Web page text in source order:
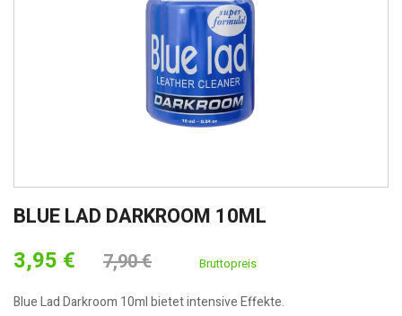
BLUE LAD DARKROOM 10ML
3,95 € 7,90 € Bruttopreis
Blue Lad Darkroom 10ml bietet intensive Effekte.